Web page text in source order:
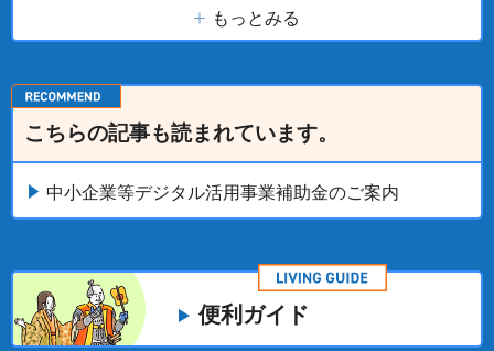
もっとみる
こちらの記事も読まれています。
中小企業等デジタル活用事業補助金のご案内
便利ガイド